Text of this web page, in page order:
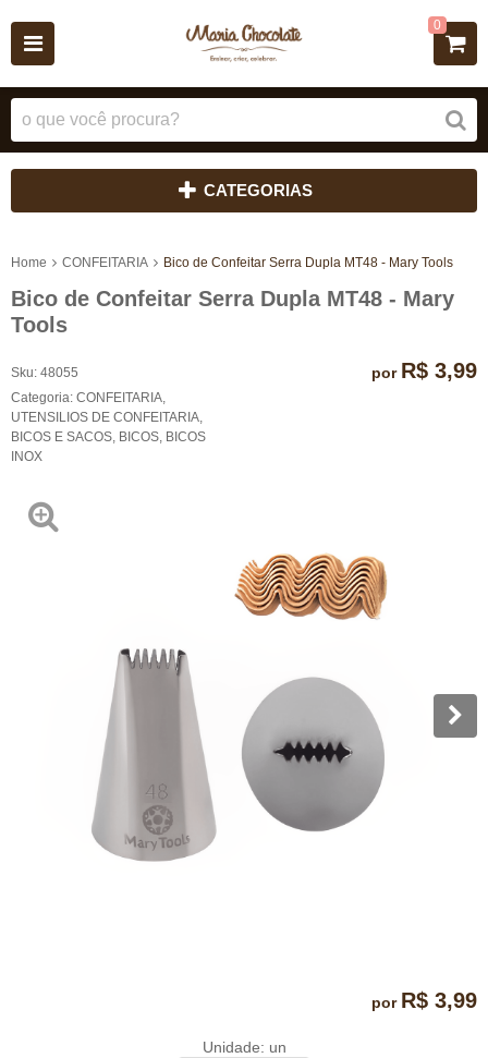
0
CATEGORIAS
Home CONFEITARIA Bico de Confeitar Serra Dupla MT48 - Mary Tools
Bico de Confeitar Serra Dupla MT48 - Mary
Tools
Sku: 48055
Categoria: CONFEITARIA
UTENSILIOS DE CONFEITARIA
BICOS E SACOS BICOS BICOS
INOX
por R$ 3,99
por R$ 3,99
Unidade: un